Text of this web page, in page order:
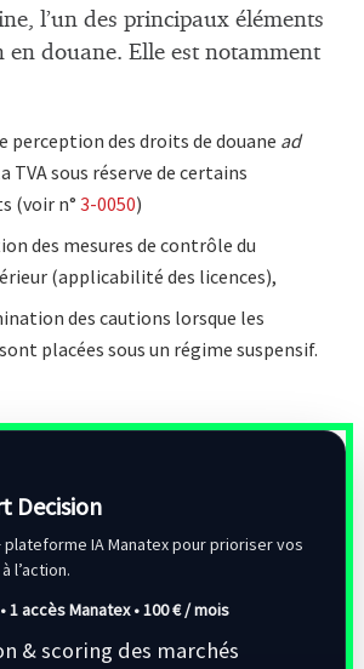
l’un des principaux éléments
en douane. Elle est notamment
perception des droits de douane ad
TVA sous réserve de certains
(voir n°3-0050)
des mesures de contrôle du
(applicabilité des licences),
des cautions lorsque les
placées sous un régime suspensif.
Decision
plateforme IA Manatex pour prioriser vos
l’action.
1 accès Manatex •100 € / mois
& scoring des marchés